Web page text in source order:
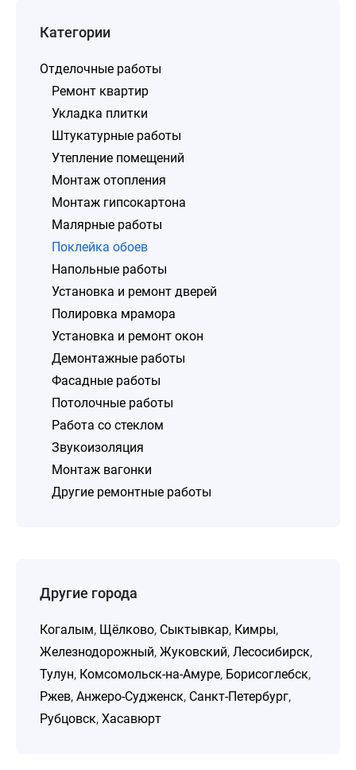
Категории
Отделочные работы
Ремонт квартир
Укладка плитки
Штукатурные работы
Утепление помещений
Монтаж отопления
Монтаж гипсокартона
Малярные работы
Поклейка обоев
Напольные работы
Установка и ремонт дверей
Полировка мрамора
Установка и ремонт окон
Демонтажные работы
Фасадные работы
Потолочные работы
Работа со стеклом
Звукоизоляция
Монтаж вагонки
Другие ремонтные работы
Другие города
Когалым, Щёлково, Сыктывкар, Кимры,
Железнодорожный, Жуковский, Лесосибирск,
Тулун, Комсомольск-на-Амуре, Борисоглебск,
Ржев, Анжеро-Судженск, Санкт-Петербург,
Рубцовск, Хасавюрт